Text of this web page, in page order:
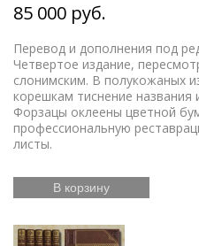
85 000 руб.
Перевод и дополнения под
Четвертое издание,
слонимским. В полукожаных
корешкам тиснение
Форзацы оклеены цветной
профессиональную
листы.
В корзину